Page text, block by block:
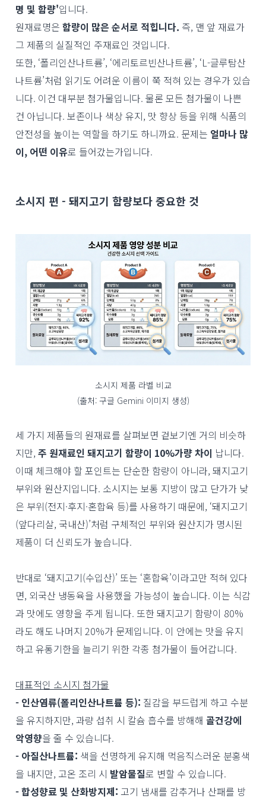
명 및 함량'입니다.
원재료명은 함량이 많은 순서로 적힙니다. 즉, 맨 앞 재료가
그 제품의 실질적인 주재료인 것입니다.
또한, ‘폴리인산나트륨’, ‘에리토르빈산나트륨’, ‘L-글루탐산
나트륨’처럼 읽기도 어려운 이름이 쭉 적혀 있는 경우가 있습
니다. 이건 대부분 첨가물입니다. 물론 모든 첨가물이 나쁜
건 아닙니다. 보존이나 색상 유지, 맛 향상 등을 위해 식품의
안전성을 높이는 역할을 하기도 하니까요. 문제는 얼마나 많
이, 어떤 이유로 들어갔는가입니다.
소시지 편 - 돼지고기 함량보다 중요한 것
소시지 제품 라벨 비교
(출처: 구글 Gemini 이미지 생성)
세 가지 제품들의 원재료를 살펴보면 겉보기엔 거의 비슷하
지만, 주 원재료인 돼지고기 함량이 10%가량 차이 납니다.
이때 체크해야 할 포인트는 단순한 함량이 아니라, 돼지고기
부위와 원산지입니다. 소시지는 보통 지방이 많고 단가가 낮
은 부위(전지·후지·혼합육 등)를 사용하기 때문에, ‘돼지고기
(앞다리살, 국내산)’처럼 구체적인 부위와 원산지가 명시된
제품이 더 신뢰도가 높습니다.
반대로 ‘돼지고기(수입산)’ 또는 ‘혼합육’이라고만 적혀 있다
면, 외국산 냉동육을 사용했을 가능성이 높습니다. 이는 식감
과 맛에도 영향을 주게 됩니다. 또한 돼지고기 함량이 80%
라도 해도 나머지 20%가 문제입니다. 이 안에는 맛을 유지
하고 유통기한을 늘리기 위한 각종 첨가물이 들어갑니다.
대표적인 소시지 첨가물
- 인산염류(폴리인산나트륨 등): 질감을 부드럽게 하고 수분
을 유지하지만, 과량 섭취 시 칼슘 흡수를 방해해 골건강에
악영향을 줄 수 있습니다.
- 아질산나트륨: 색을 선명하게 유지해 먹음직스러운 분홍색
을 내지만, 고온 조리 시 발암물질로 변할 수 있습니다.
-합성향료 및 산화방지제: 고기 냄새를 감추거나 산패를 방